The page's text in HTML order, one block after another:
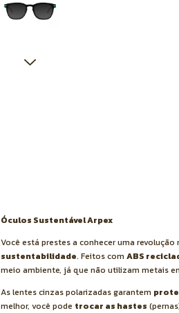
Óculos Sustentável Arpex
Você está prestes a conhecer uma
sustentabilidade. Feitos com ABS
meio ambiente, já que não utilizam metais
As lentes cinzas polarizadas garantem
melhor, você pode trocar as hastes